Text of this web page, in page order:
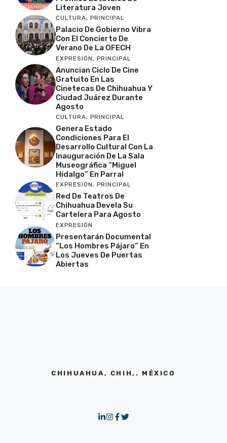
Literatura Joven
CULTURA, PRINCIPAL
Palacio De Gobierno Vibra
Con El Concierto De
Verano De La OFECH
EXPRESIÓN , PRINCIPAL
Anuncian Ciclo De Cine
Gratuito En Las
Cinetecas De Chihuahua Y
Ciudad Juárez Durante
Agosto
CULTURA, PRINCIPAL
Genera Estado
Condiciones Para El
Desarrollo Cultural Con La
Inauguración De La Sala
Museográfica “Miguel
Hidalgo” En Parral
EXPRESIÓN, PRINCIPAL
Red De Teatros De
Chihuahua Devela Su
Cartelera Para Agosto
EXPRESIÓN
Presentarán Documental
“Los Hombres Pájaro” En
Los Jueves De Puertas
Abiertas
CHIHUAHUA, CHIH,. MÉXICO